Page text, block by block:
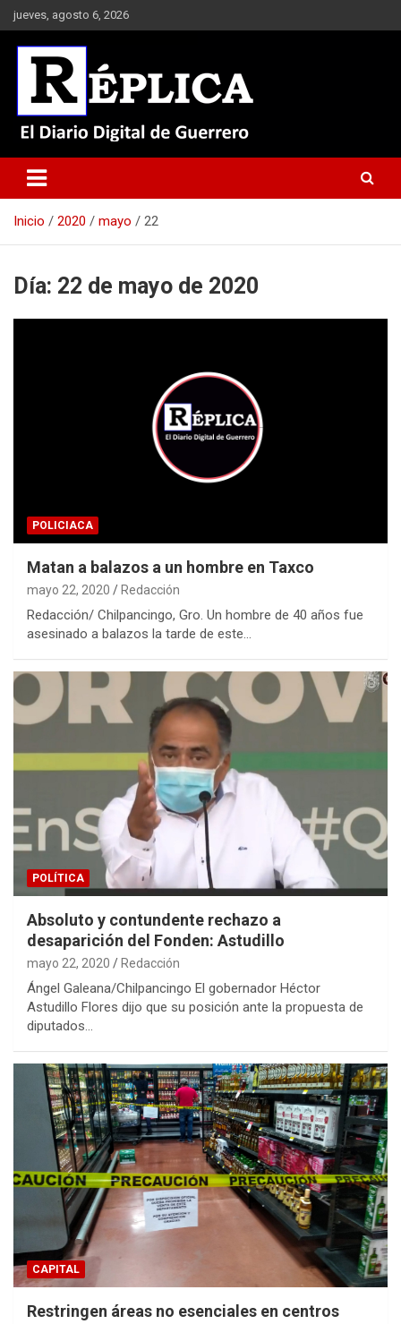
Saltar
al
contenido
jueves, agosto 6, 2026
Réplica
Inicio 2020 mayo 22
Día: 22 de mayo de 2020
POLICIACA
Matan a balazos a un hombre en Taxco
mayo 22, 2020 Redacción
Redacción/ Chilpancingo, Gro. Un hombre de 40 años fue
asesinado a balazos la tarde de este…
POLÍTICA
Absoluto y contundente rechazo a
desaparición del Fonden: Astudillo
mayo 22, 2020 Redacción
Ángel Galeana/Chilpancingo El gobernador Héctor
Astudillo Flores dijo que su posición ante la propuesta de
diputados…
CAPITAL
Restringen áreas no esenciales en centros